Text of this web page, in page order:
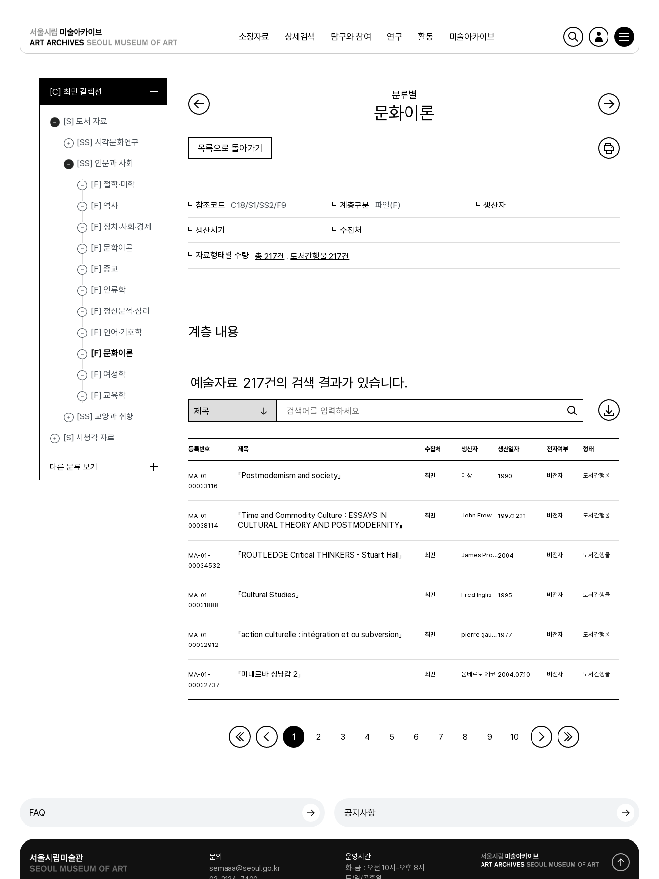
소장자료 상세검색 탐구와 참여 연구 활동 미술아카이브
검색
로그인
[C] 최민 컬렉션
[S] 도서 자료
[SS] 시각문화연구
[SS] 인문과 사회
[F] 철학·미학
[F] 역사
[F] 정치·사회·경제
[F] 문학이론
[F] 종교
[F] 인류학
[F] 정신분석·심리
[F] 언어·기호학
[F] 문화이론
[F] 여성학
[F] 교육학
[SS] 교양과 취향
[S] 시청각 자료
다른 분류 보기
분류별
문화이론
목록으로 돌아가기
참조코드 C18/S1/SS2/F9 계층구분 파일(F) 생산자
생산시기 수집처
자료형태별 수량 총 217건 , 도서간행물 217건
계층 내용
예술자료 217건의 검색 결과가 있습니다.
검색
등록번호 제목 수집처 생산자 생산일자 전자여부 형태
MA-01-
00033116
『Postmodernism and society』 최민 미상 1990 비전자 도서간행물
MA-01-
00038114
『Time and Commodity Culture : ESSAYS IN
CULTURAL THEORY AND POSTMODERNITY』
최민 John Frow 1997.12.11 비전자 도서간행물
MA-01-
00034532
『ROUTLEDGE Critical THINKERS - Stuart Hall』 최민 James Procter2004 비전자 도서간행물
MA-01-
00031888
『Cultural Studies』 최민 Fred Inglis 1995 비전자 도서간행물
MA-01-
00032912
『action culturelle : intégration et ou subversion』 최민 pierre gaudibert1977 비전자 도서간행물
MA-01-
00032737
『미네르바 성냥갑 2』 최민 움베르토 에코 2004.07.10 비전자 도서간행물
1 2 3 4 5 6 7 8 9 10
다음페이지마지막페이지
FAQ 공지사항
문의
semaaa@seoul.go.kr
운영시간
화-금 : 오전 10시-오후 8시
로
고